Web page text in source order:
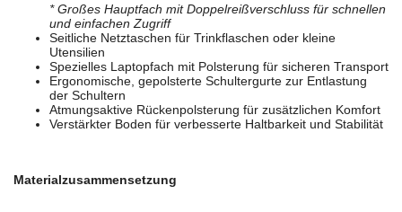
* Großes Hauptfach mit Doppelreißverschluss für schnellen
und einfachen Zugriff
Seitliche Netztaschen für Trinkflaschen oder kleine
Utensilien
Spezielles Laptopfach mit Polsterung für sicheren Transport
Ergonomische, gepolsterte Schultergurte zur Entlastung
der Schultern
Atmungsaktive Rückenpolsterung für zusätzlichen Komfort
Verstärkter Boden für verbesserte Haltbarkeit und Stabilität
Materialzusammensetzung